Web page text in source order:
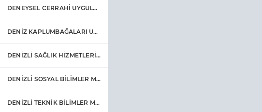
DENEYSEL CERRAHİ UYGULAMA VE ARAŞTIRMA MERKEZİ
DENİZ KAPLUMBAĞALARI UYGULAMA VE ARAŞTIRMA MERKEZİ
DENİZLİ SAĞLIK HİZMETLERİ MESLEK YÜKSEKOKULU
DENİZLİ SOSYAL BİLİMLER MESLEK YÜKSEKOKULU
DENİZLİ TEKNİK BİLİMLER MESLEK YÜKSEKOKULU